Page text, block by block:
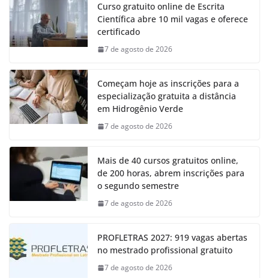
Curso gratuito online de Escrita
Científica abre 10 mil vagas e oferece
certificado
7 de agosto de 2026
Começam hoje as inscrições para a
especialização gratuita a distância
em Hidrogênio Verde
7 de agosto de 2026
Mais de 40 cursos gratuitos online,
de 200 horas, abrem inscrições para
o segundo semestre
7 de agosto de 2026
PROFLETRAS 2027: 919 vagas abertas
no mestrado profissional gratuito
7 de agosto de 2026